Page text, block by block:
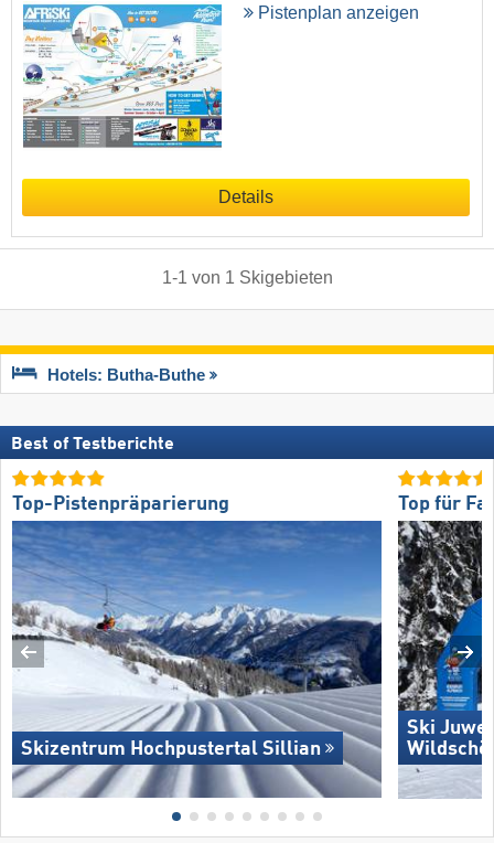
Pistenplan anzeigen
Details
1-1 von 1 Skigebieten
Hotels: Butha-Buthe
Best of Testberichte
Top-Pistenpräparierung
Skizentrum Hochpustertal Sillian
Top für
Ski